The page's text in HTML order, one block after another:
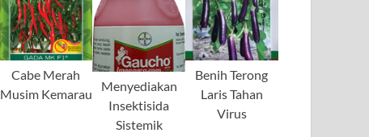
Cabe Merah
Musim Kemarau
Menyediakan
Insektisida
Sistemik
Benih Terong
Laris Tahan
Virus